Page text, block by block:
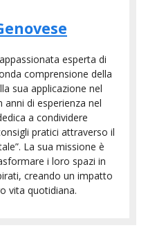
esperta di
comprensione della
sua applicazione nel
di esperienza nel
a condividere
pratici attraverso il
La sua missione è
i loro spazi in
creando un impatto
vita quotidiana.